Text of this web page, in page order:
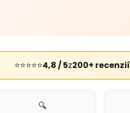
⭐⭐⭐⭐⭐4,8 / 5z200+ recenzií
🔍